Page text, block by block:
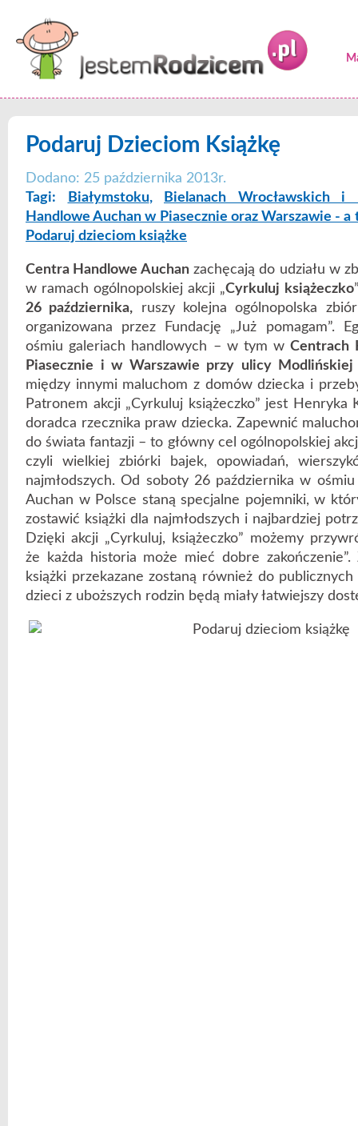
Podaruj Dzieciom Książkę
Dodano: 25 października 2013r.
Tagi:
Białymstoku,
Bielanach Wrocławskich i
Handlowe Auchan w Piasecznie oraz Warszawie - a
Podaruj dzieciom książke
Centra Handlowe Auchanzachęcają do udziału w
w ramach ogólnopolskiej akcji „Cyrkuluj książeczko
26 października, ruszy kolejna ogólnopolska
organizowana przez Fundację „Już pomagam”.
ośmiu galeriach handlowych – w tym wCentrach
Piasecznie i w Warszawie przy ulicy Modlińskiej
między innymi maluchom z domów dziecka i
Patronem akcji „Cyrkuluj książeczko” jest Henryka
doradca rzecznika praw dziecka. Zapewnić
do świata fantazji – to główny cel ogólnopolskiej
czyli wielkiej zbiórki bajek, opowiadań,
najmłodszych. Od soboty 26 października w
Auchan w Polsce staną specjalne pojemniki, w
zostawić książki dla najmłodszych i najbardziej
Dzięki akcji „Cyrkuluj, książeczko” możemy
że każda historia może mieć dobre zakończenie”.
książki przekazane zostaną również do
dzieci z uboższych rodzin będą miały łatwiejszy